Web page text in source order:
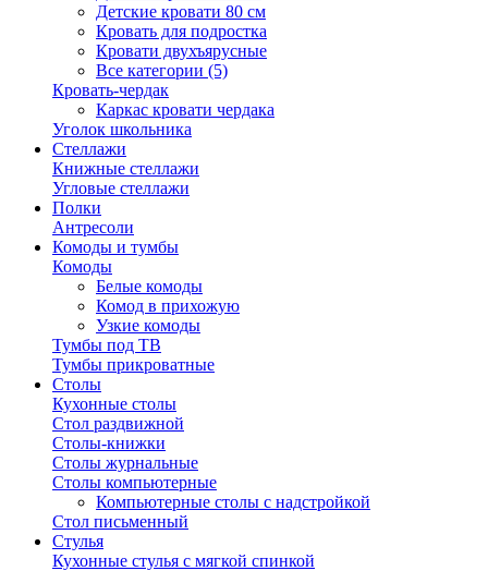
Детские кровати 80 см
Кровать для подростка
Кровати двухъярусные
Все категории (5)
Кровать-чердак
Каркас кровати чердака
Уголок школьника
Стеллажи
Книжные стеллажи
Угловые стеллажи
Полки
Антресоли
Комоды и тумбы
Комоды
Белые комоды
Комод в прихожую
Узкие комоды
Тумбы под ТВ
Тумбы прикроватные
Столы
Кухонные столы
Стол раздвижной
Столы-книжки
Столы журнальные
Столы компьютерные
Компьютерные столы с надстройкой
Стол письменный
Стулья
Кухонные стулья с мягкой спинкой